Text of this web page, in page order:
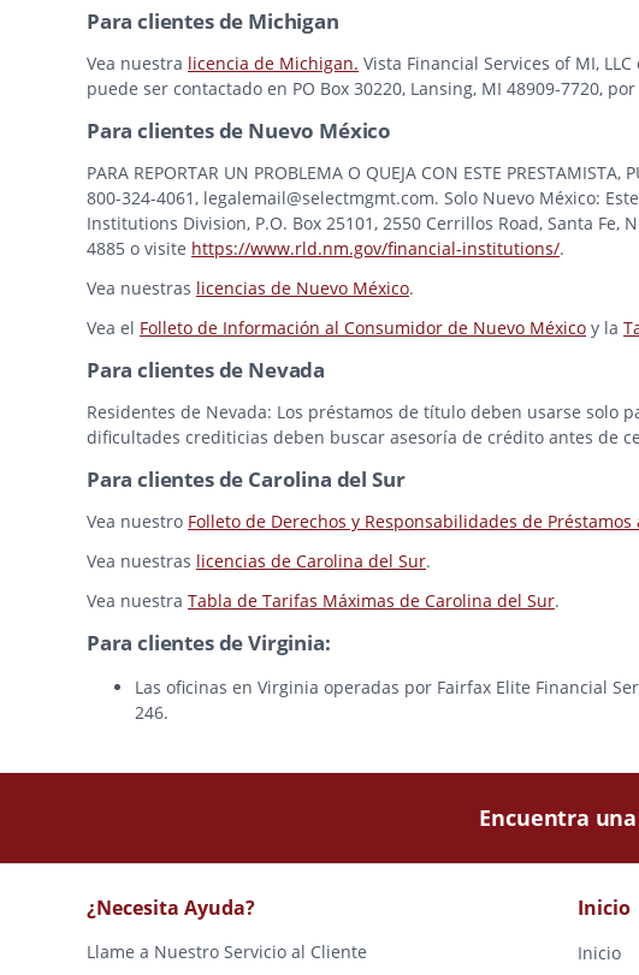
Para clientes de Michigan
Vea nuestra licencia de Michigan. Vista Financial Services of MI,
puede ser contactado en PO Box 30220, Lansing, MI 48909-7720,
Para clientes de Nuevo México
PARA REPORTAR UN PROBLEMA O QUEJA CON ESTE
800-324-4061, legalemail@selectmgmt.com. Solo Nuevo México:
Institutions Division, P.O. Box 25101, 2550 Cerrillos Road, Santa
4885 o visite https://www.rld.nm.gov/financial-institutions/.
Vea nuestras licencias de Nuevo México.
Vea el Folleto de Información al Consumidor de Nuevo México y la
Para clientes de Nevada
Residentes de Nevada: Los préstamos de título deben usarse solo
dificultades crediticias deben buscar asesoría de crédito antes de
Para clientes de Carolina del Sur
Vea nuestro Folleto de Derechos y Responsabilidades de
Vea nuestras licencias de Carolina del Sur.
Vea nuestra Tabla de Tarifas Máximas de Carolina del Sur.
Para clientes de Virginia:
Las oficinas en Virginia operadas por Fairfax Elite Financial
246.
Encuentra
¿Necesita Ayuda?
Llame a Nuestro Servicio al Cliente
Inicio
Inicio